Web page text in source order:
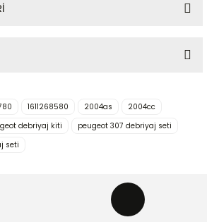
ürün açıklamalarında ve diğer
noktaları öneri formunu
iletebilirsiniz.
eksik bilgiler bulunuyor.
bulunuyor.
1611268580 2004as
2004cc
debriyaj kiti
peugeot 307 debriyaj seti
seti